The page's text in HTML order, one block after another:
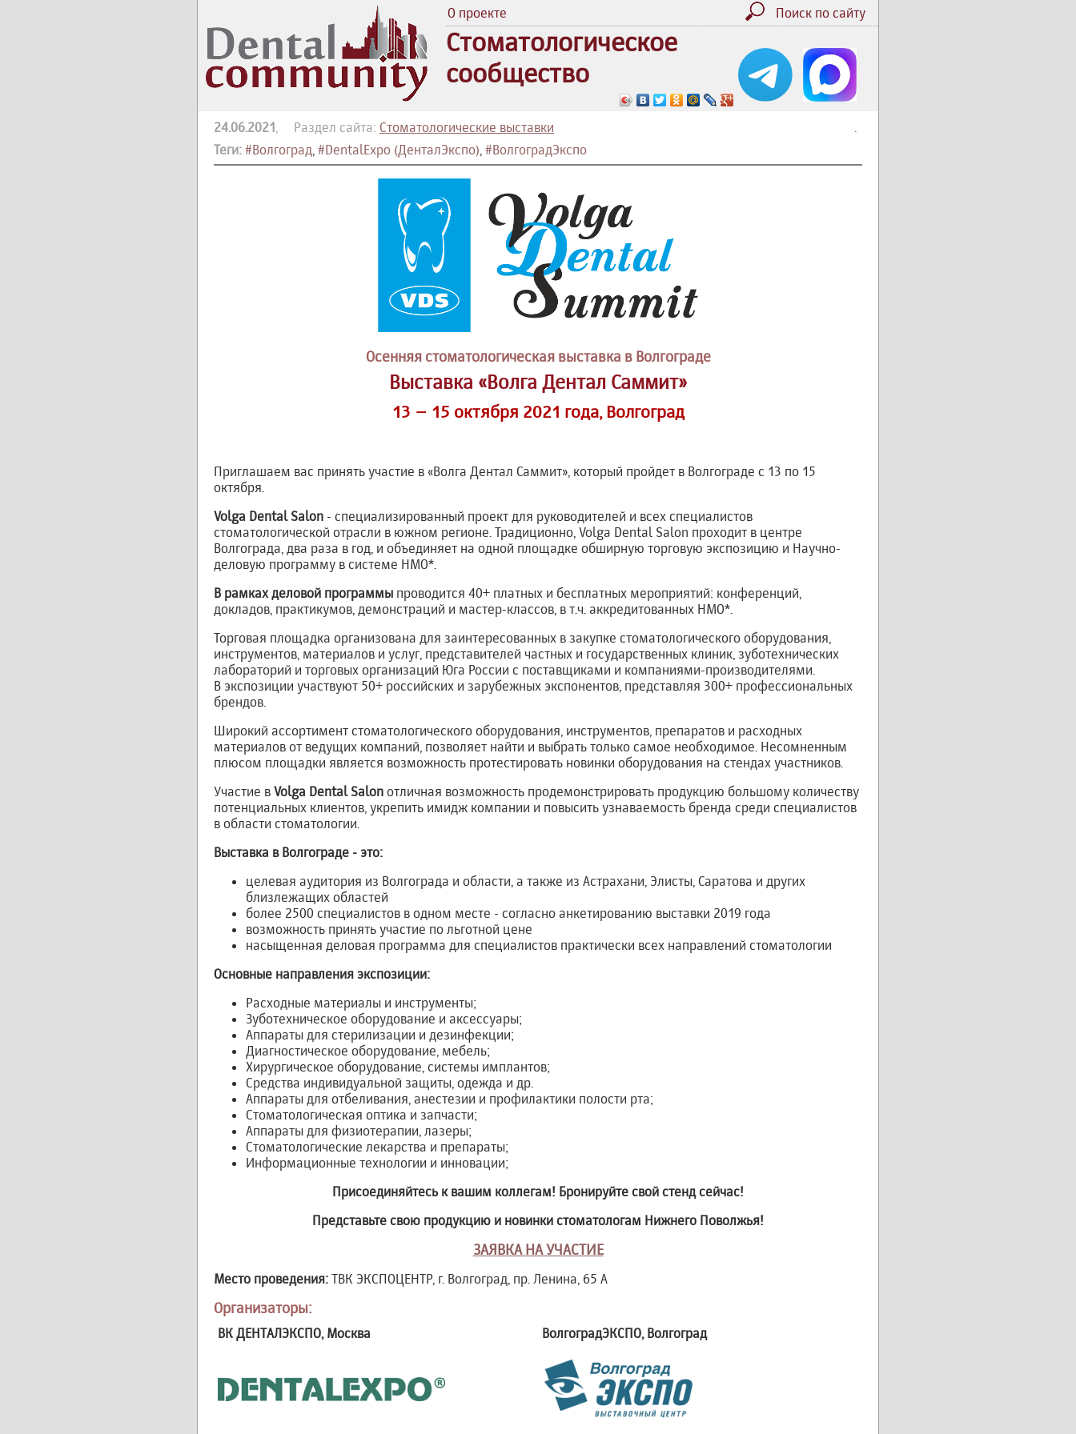
О проекте Поиск по сайту
Стоматологическое
сообщество
.
24.06.2021, Раздел сайта: Стоматологические выставки
Теги: #Волгоград, #DentalExpo (ДенталЭкспо), #ВолгоградЭкспо
Осенняя стоматологическая выставка в Волгограде
Выставка «Волга Дентал Саммит»
13 – 15 октября 2021 года, Волгоград
Приглашаем вас принять участие в «Волга Дентал Саммит», который пройдет в Волгограде с 13 по 15
октября.
Volga Dental Salon - специализированный проект для руководителей и всех специалистов
стоматологической отрасли в южном регионе. Традиционно, Volga Dental Salon проходит в центре
Волгограда, два раза в год, и объединяет на одной площадке обширную торговую экспозицию и Научно-
деловую программу в системе НМО*.
В рамках деловой программы проводится 40+ платных и бесплатных мероприятий: конференций,
докладов, практикумов, демонстраций и мастер-классов, в т.ч. аккредитованных НМО*.
Торговая площадка организована для заинтересованных в закупке стоматологического оборудования,
инструментов, материалов и услуг, представителей частных и государственных клиник, зуботехнических
лабораторий и торговых организаций Юга России с поставщиками и компаниями-производителями.
В экспозиции участвуют 50+ российских и зарубежных экспонентов, представляя 300+ профессиональных
брендов.
Широкий ассортимент стоматологического оборудования, инструментов, препаратов и расходных
материалов от ведущих компаний, позволяет найти и выбрать только самое необходимое. Несомненным
плюсом площадки является возможность протестировать новинки оборудования на стендах участников.
Участие в Volga Dental Salon отличная возможность продемонстрировать продукцию большому количеству
потенциальных клиентов, укрепить имидж компании и повысить узнаваемость бренда среди специалистов
в области стоматологии.
Выставка в Волгограде - это:
целевая аудитория из Волгограда и области, а также из Астрахани, Элисты, Саратова и других
близлежащих областей
более 2500 специалистов в одном месте - согласно анкетированию выставки 2019 года
возможность принять участие по льготной цене
насыщенная деловая программа для специалистов практически всех направлений стоматологии
Основные направления экспозиции:
Расходные материалы и инструменты;
Зуботехническое оборудование и аксессуары;
Аппараты для стерилизации и дезинфекции;
Диагностическое оборудование, мебель;
Хирургическое оборудование, системы имплантов;
Средства индивидуальной защиты, одежда и др.
Аппараты для отбеливания, анестезии и профилактики полости рта;
Стоматологическая оптика и запчасти;
Аппараты для физиотерапии, лазеры;
Стоматологические лекарства и препараты;
Информационные технологии и инновации;
Присоединяйтесь к вашим коллегам! Бронируйте свой стенд сейчас!
Представьте свою продукцию и новинки стоматологам Нижнего Поволжья!
ЗАЯВКА НА УЧАСТИЕ
Место проведения: ТВК ЭКСПОЦЕНТР, г. Волгоград, пр. Ленина, 65 А
Организаторы:
ВК ДЕНТАЛЭКСПО, Москва ВолгоградЭКСПО, Волгоград